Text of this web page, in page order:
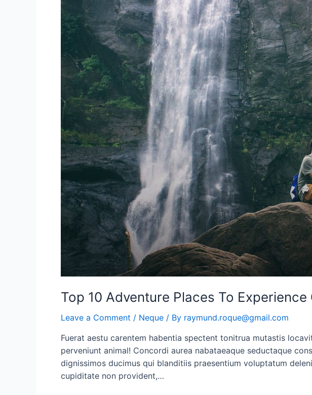
Top 10 Adventure Places To
Leave a Comment / Neque / By raymund.roque@gmail.com
Fuerat aestu carentem habentia spectent tonitrua mutastis
perveniunt animal! Concordi aurea nabataeaque seductaque
dignissimos ducimus qui blanditiis praesentium voluptatum
cupiditate non provident,…